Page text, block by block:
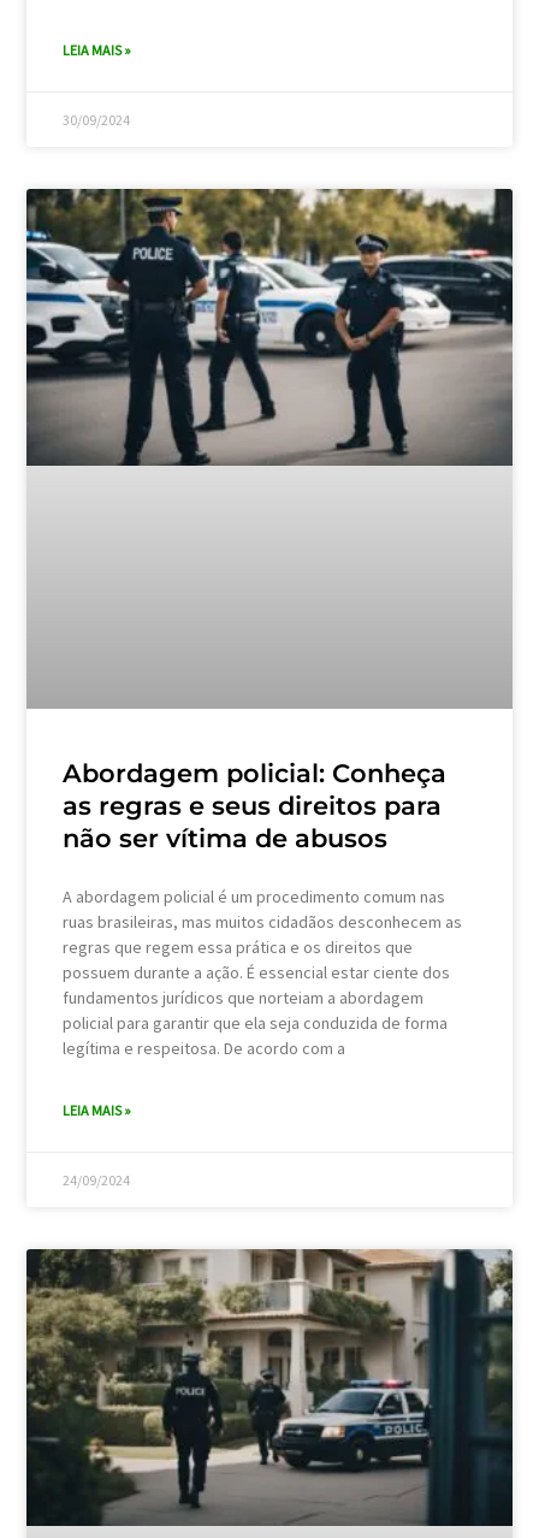
LEIA MAIS »
30/09/2024
Abordagem policial: Conheça
as regras e seus direitos para
não ser vítima de abusos
A abordagem policial é um procedimento comum nas
ruas brasileiras, mas muitos cidadãos desconhecem as
regras que regem essa prática e os direitos que
possuem durante a ação. É essencial estar ciente dos
fundamentos jurídicos que norteiam a abordagem
policial para garantir que ela seja conduzida de forma
legítima e respeitosa. De acordo com a
LEIA MAIS »
24/09/2024